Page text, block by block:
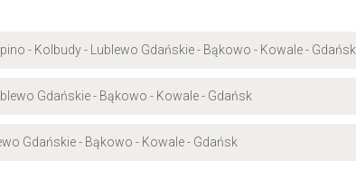
- Kolbudy - Lublewo Gdańskie - Bąkowo - Kowale - Gdańsk
Gdańskie - Bąkowo - Kowale - Gdańsk
Gdańskie - Bąkowo - Kowale - Gdańsk